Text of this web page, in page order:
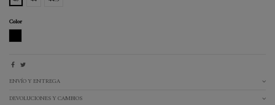
Color
ENVÍO Y ENTREGA
DEVOLUCIONES Y CAMBIOS